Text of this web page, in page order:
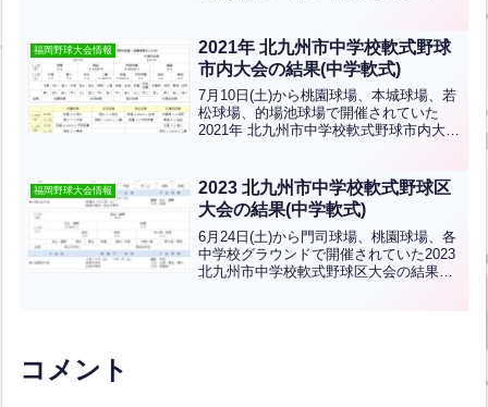
福岡野球大会情報
2021年 北九州市中学校軟式野球
市内大会の結果(中学軟式)
7月10日(土)から桃園球場、本城球場、若
松球場、的場池球場で開催されていた
2021年 北九州市中学校軟式野球市内大会
中学校です。おめでとうございます！惜
しくも槻田中学...全文はクリック
福岡野球大会情報
2023 北九州市中学校軟式野球区
大会の結果(中学軟式)
6月24日(土)から門司球場、桃園球場、各
中学校グラウンドで開催されていた2023
北九州市中学校軟式野球区大会の結果で
コメント